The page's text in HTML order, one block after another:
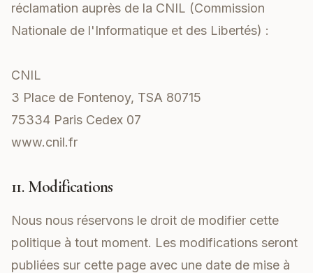
réclamation auprès de la CNIL (Commission
Nationale de l'Informatique et des Libertés) :
CNIL
3 Place de Fontenoy, TSA 80715
75334 Paris Cedex 07
www.cnil.fr
11. Modifications
Nous nous réservons le droit de modifier cette
politique à tout moment. Les modifications seront
publiées sur cette page avec une date de mise à